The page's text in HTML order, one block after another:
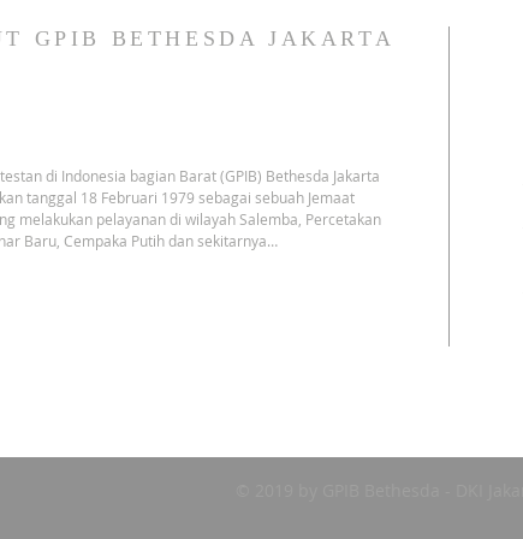
GPIB BETHESDA JAKARTA
di Indonesia bagian Barat (GPIB) Bethesda Jakarta
tanggal 18 Februari 1979 sebagai sebuah Jemaat
melakukan pelayanan di wilayah Salemba, Percetakan
Baru, Cempaka Putih dan sekitarnya…